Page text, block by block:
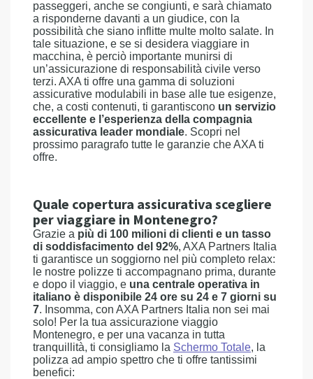
passeggeri, anche se congiunti, e sarà chiamato
a risponderne davanti a un giudice, con la
possibilità che siano inflitte multe molto salate. In
tale situazione, e se si desidera viaggiare in
macchina, è perciò importante munirsi di
un’assicurazione di responsabilità civile verso
terzi. AXA ti offre una gamma di soluzioni
assicurative modulabili in base alle tue esigenze,
che, a costi contenuti, ti garantiscono un servizio
eccellente e l’esperienza della compagnia
assicurativa leader mondiale. Scopri nel
prossimo paragrafo tutte le garanzie che AXA ti
offre.
Quale copertura assicurativa scegliere
per viaggiare in Montenegro?
Grazie a più di 100 milioni di clienti e un tasso
di soddisfacimento del 92%, AXA Partners Italia
ti garantisce un soggiorno nel più completo relax:
le nostre polizze ti accompagnano prima, durante
e dopo il viaggio, e una centrale operativa in
italiano è disponibile 24 ore su 24 e 7 giorni su
7. Insomma, con AXA Partners Italia non sei mai
solo! Per la tua assicurazione viaggio
Montenegro, e per una vacanza in tutta
tranquillità, ti consigliamo la Schermo Totale, la
polizza ad ampio spettro che ti offre tantissimi
benefici: